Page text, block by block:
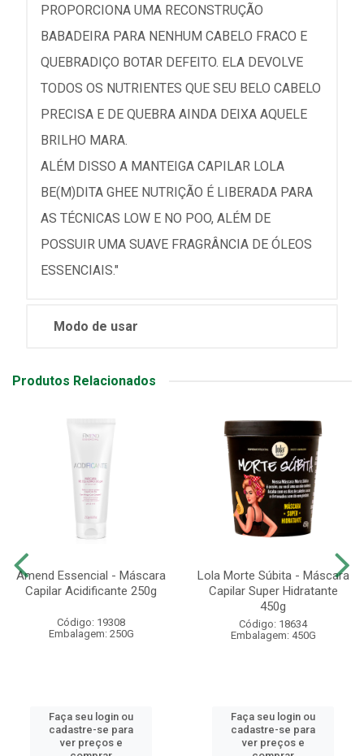
PROPORCIONA UMA RECONSTRUÇÃO
BABADEIRA PARA NENHUM CABELO FRACO E
QUEBRADIÇO BOTAR DEFEITO. ELA DEVOLVE
TODOS OS NUTRIENTES QUE SEU BELO CABELO
PRECISA E DE QUEBRA AINDA DEIXA AQUELE
BRILHO MARA.
ALÉM DISSO A MANTEIGA CAPILAR LOLA
BE(M)DITA GHEE NUTRIÇÃO É LIBERADA PARA
AS TÉCNICAS LOW E NO POO, ALÉM DE
POSSUIR UMA SUAVE FRAGRÂNCIA DE ÓLEOS
ESSENCIAIS."
Modo de usar
Produtos Relacionados
Amend Essencial - Máscara
Capilar Acidificante 250g
Código: 19308
Embalagem: 250G
Faça seu login ou
cadastre-se para
ver preços e
Lola Morte Súbita - Máscara
Capilar Super Hidratante
450g
Código: 18634
Embalagem: 450G
Faça seu login ou
cadastre-se para
ver preços e